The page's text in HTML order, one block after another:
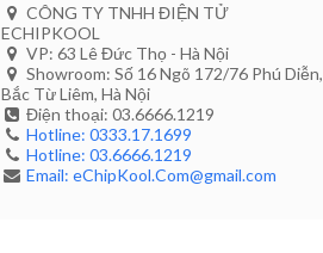
CÔNG TY TNHH ĐIỆN TỬ
ECHIPKOOL
VP: 63 Lê Đức Thọ - Hà Nội
Showroom: Số 16 Ngõ 172/76 Phú Diễn,
Bắc Từ Liêm, Hà Nội
Điện thoại: 03.6666.1219
Hotline: 0333.17.1699
Hotline: 03.6666.1219
Email: eChipKool.Com@gmail.com